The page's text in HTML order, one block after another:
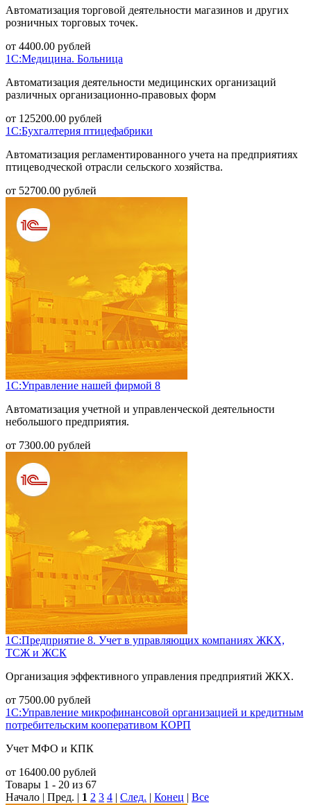
Автоматизация торговой деятельности магазинов и других
розничных торговых точек.
от 4400.00 рублей
1С:Медицина. Больница
Автоматизация деятельности медицинских организаций
различных организационно-правовых форм
от 125200.00 рублей
1С:Бухгалтерия птицефабрики
Автоматизация регламентированного учета на предприятиях
птицеводческой отрасли сельского хозяйства.
от 52700.00 рублей
1С:Управление нашей фирмой 8
Автоматизация учетной и управленческой деятельности
небольшого предприятия.
от 7300.00 рублей
1С:Предприятие 8. Учет в управляющих компаниях ЖКХ,
ТСЖ и ЖСК
Организация эффективного управления предприятий ЖКХ.
от 7500.00 рублей
1С:Управление микрофинансовой организацией и кредитным
потребительским кооперативом КОРП
Учет МФО и КПК
от 16400.00 рублей
Товары 1 - 20 из 67
Начало | Пред. | 1 2 3 4 | След. | Конец | Все